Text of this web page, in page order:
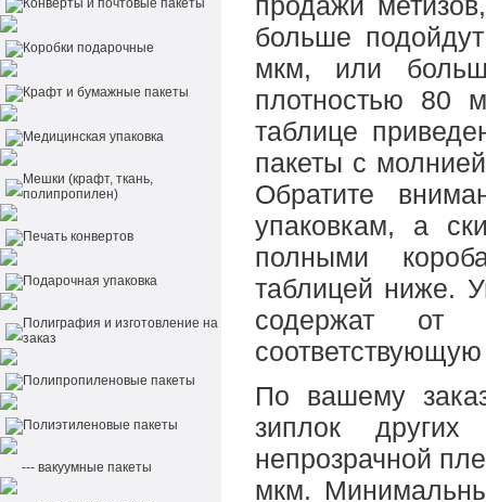
Конверты и почтовые пакеты
Коробки подарочные
Крафт и бумажные пакеты
Медицинская упаковка
Мешки (крафт, ткань,
полипропилен)
Печать конвертов
Подарочная упаковка
Полиграфия и изготовление на
заказ
Полипропиленовые пакеты
Полиэтиленовые пакеты
--- вакуумные пакеты
больше
мкм, или
плотностью 80
таблице
пакеты с
Обратите
упаковкам, а
полными
таблицей ниже.
содержат
По вашему
зиплок
непрозрачной
мкм.